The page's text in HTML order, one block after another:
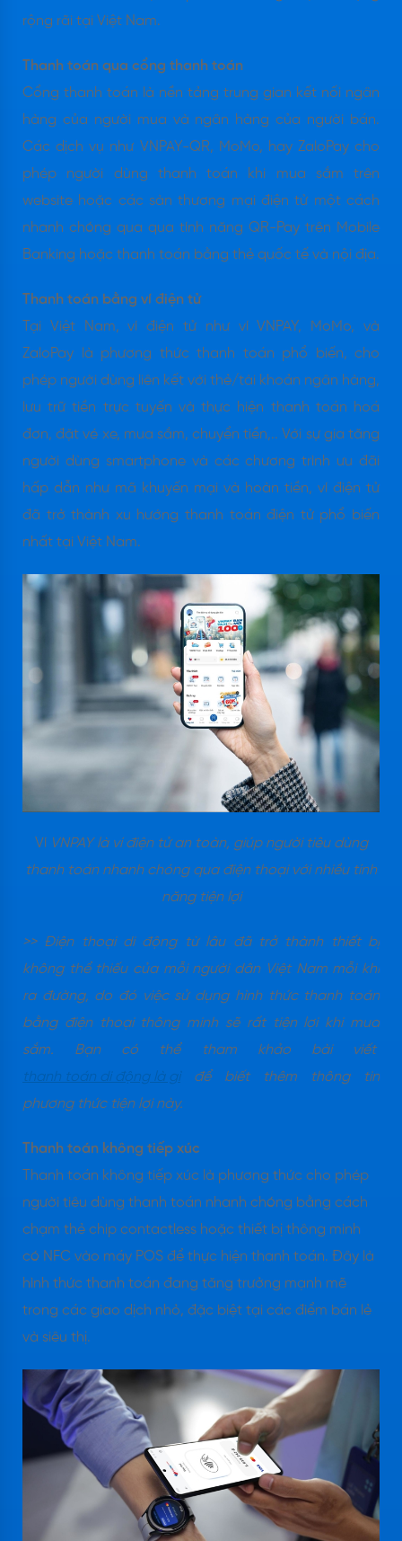
rộng rãi tại Việt Nam.
Thanh toán qua cổng thanh toán
Cổng thanh toán là nền tảng trung gian kết nối ngân
hàng của người mua và ngân hàng của người bán.
Các dịch vụ như VNPAY-QR, MoMo, hay ZaloPay cho
phép người dùng thanh toán khi mua sắm trên
website hoặc các sàn thương mại điện tử một cách
nhanh chóng qua qua tính năng QR-Pay trên Mobile
Banking hoặc thanh toán bằng thẻ quốc tế và nội địa.
Thanh toán bằng ví điện tử
Tại Việt Nam, ví điện tử như ví VNPAY, MoMo, và
ZaloPay là phương thức thanh toán phổ biến, cho
phép người dùng liên kết với thẻ/tài khoản ngân hàng,
lưu trữ tiền trực tuyến và thực hiện thanh toán hoá
đơn, đặt vé xe, mua sắm, chuyển tiền,.. Với sự gia tăng
người dùng smartphone và các chương trình ưu đãi
hấp dẫn như mã khuyến mại và hoàn tiền, ví điện tử
đã trở thành xu hướng thanh toán điện tử phổ biến
nhất tại Việt Nam.
Ví VNPAY là ví điện tử an toàn, giúp người tiêu dùng
thanh toán nhanh chóng qua điện thoại với nhiều tính
năng tiện lợi
>> Điện thoại di động từ lâu đã trở thành thiết bị
không thể thiếu của mỗi người dân Việt Nam mỗi khi
ra đường, do đó việc sử dụng hình thức thanh toán
bằng điện thoại thông minh sẽ rất tiện lợi khi mua
sắm. Bạn có thể tham khảo bài viết
thanh toán di động là gìđể biết thêm thông tin
phương thức tiện lợi này.
Thanh toán không tiếp xúc
Thanh toán không tiếp xúc là phương thức cho phép
người tiêu dùng thanh toán nhanh chóng bằng cách
chạm thẻ chip contactless hoặc thiết bị thông minh
có NFC vào máy POS để thực hiện thanh toán. Đây là
hình thức thanh toán đang tăng trưởng mạnh mẽ
trong các giao dịch nhỏ, đặc biệt tại các điểm bán lẻ
và siêu thị.